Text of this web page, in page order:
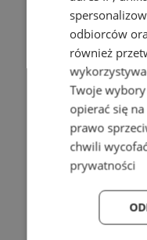
odbiorców
również
Twoje
opierać się
prawo
chwili
prywatności